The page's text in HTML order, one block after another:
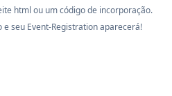
html ou um código de incorporação.
e seu Event-Registration aparecerá!